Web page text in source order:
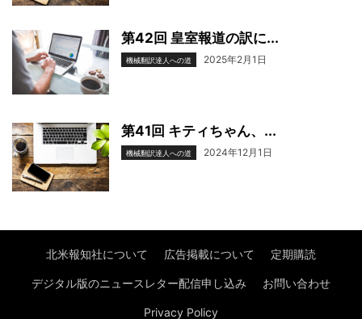
第42回 皇室報道の訳に...
機械翻訳達人への道 2025年2月1日
第41回 キティちゃん、...
機械翻訳達人への道 2024年12月1日
北米報知社について 広告掲載について 定期購読
デジタル版のニュースレター配信申し込み お問い合わせ
Privacy Policy